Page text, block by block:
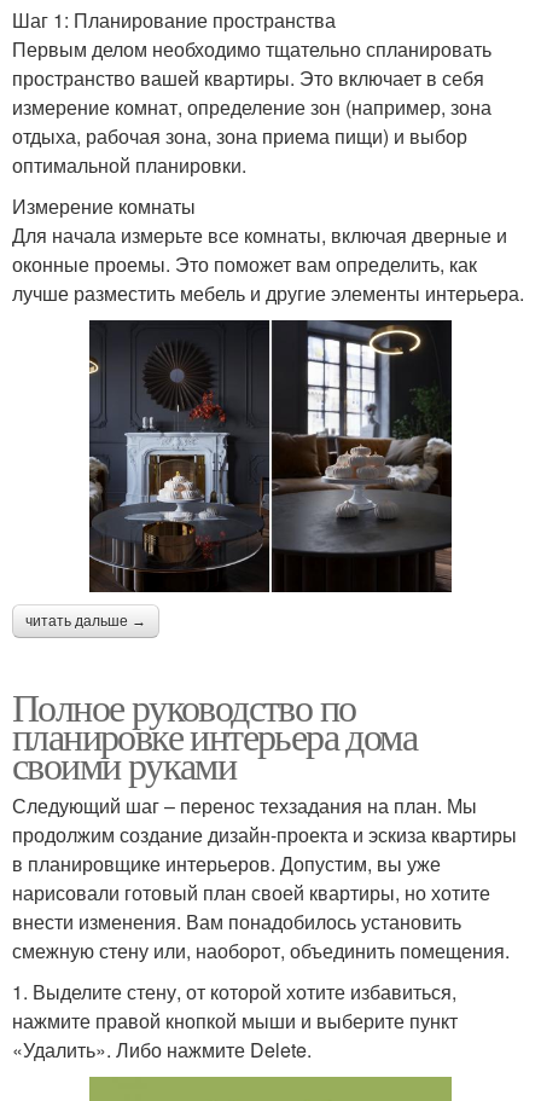
Шаг 1: Планирование пространства
Первым делом необходимо тщательно спланировать
пространство вашей квартиры. Это включает в себя
измерение комнат, определение зон (например, зона
отдыха, рабочая зона, зона приема пищи) и выбор
оптимальной планировки.
Измерение комнаты
Для начала измерьте все комнаты, включая дверные и
оконные проемы. Это поможет вам определить, как
лучше разместить мебель и другие элементы интерьера.
читать дальше →
Полное руководство по
планировке интерьера дома
своими руками
Следующий шаг – перенос техзадания на план. Мы
продолжим создание дизайн-проекта и эскиза квартиры
в планировщике интерьеров. Допустим, вы уже
нарисовали готовый план своей квартиры, но хотите
внести изменения. Вам понадобилось установить
смежную стену или, наоборот, объединить помещения.
1. Выделите стену, от которой хотите избавиться,
нажмите правой кнопкой мыши и выберите пункт
«Удалить». Либо нажмите Delete.